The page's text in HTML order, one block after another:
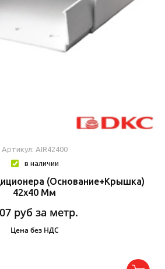
Артикул: AIR42400
в наличии
(основание+крышка)
42х40 Мм
руб за метр.
Цена без НДС